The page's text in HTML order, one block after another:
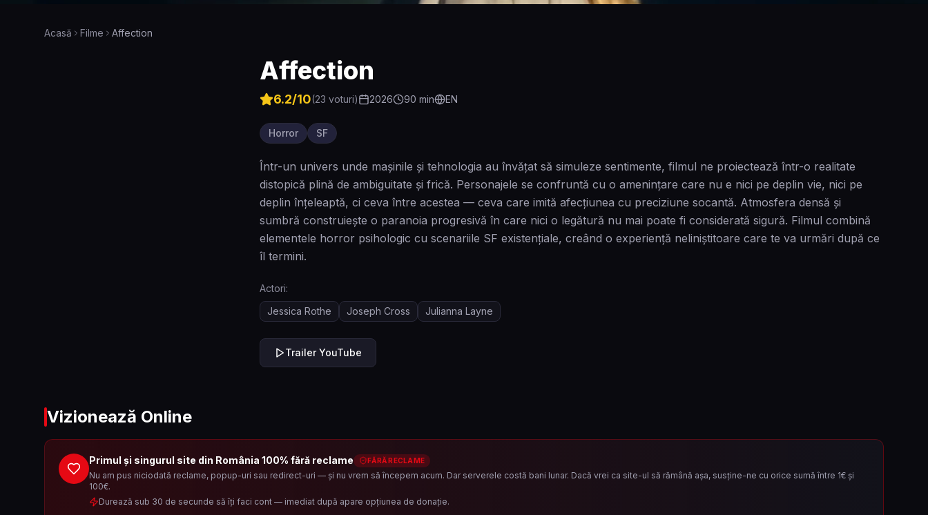
Acasă Filme Affection
Affection
6.2/10(23 voturi) 2026 90 min EN
Horror SF
Într-un univers unde mașinile și tehnologia au învățat să simuleze sentimente, filmul ne proiectează într-o realitate
distopică plină de ambiguitate și frică. Personajele se confruntă cu o amenințare care nu e nici pe deplin vie, nici pe
deplin înțeleaptă, ci ceva între acestea — ceva care imită afecțiunea cu preciziune socantă. Atmosfera densă și
sumbră construiește o paranoia progresivă în care nici o legătură nu mai poate fi considerată sigură. Filmul combină
elementele horror psihologic cu scenariile SF existențiale, creând o experiență neliniștitoare care te va urmări după ce
îl termini.
Actori:
Jessica Rothe
Joseph Cross Julianna Layne
Trailer YouTube
Vizionează Online
Primul și singurul site din România 100% fără reclame FĂRĂ RECLAME
Nu am pus niciodată reclame, popup-uri sau redirect-uri — și nu vrem să începem acum. Dar serverele costă bani lunar. Dacă vrei ca site-ul să rămână așa, susține-ne cu orice sumă între 1€ și
100€.
Durează sub 30 de secunde să îți faci cont — imediat după apare opțiunea de donație.